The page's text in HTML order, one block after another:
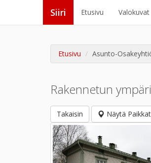
Siiri Etusivu Valokuvat
Etusivu Asunto-
Rakennetun
Takaisin Näytä